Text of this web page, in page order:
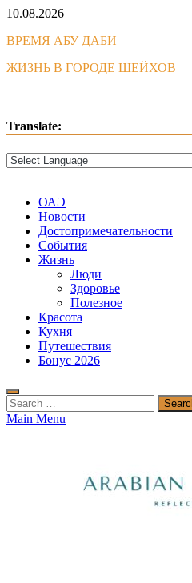
Skip
content
10.08.2026
ВРЕМЯ АБУ ДАБИ
ЖИЗНЬ В ГОРОДЕ ШЕЙХОВ
Translate:
ОАЭ
Новости
Достопримечательности
События
Жизнь
Люди
Здоровье
Полезное
Красота
Кухня
Путешествия
Бонус 2026
Search
for:
Main Menu